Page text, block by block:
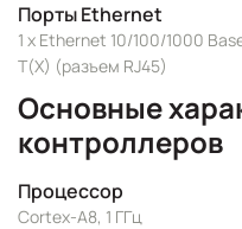
Порты Ethernet
1 x Ethernet 10/100/1000
T(X) (разъем RJ45)
Основные
контроллеров
Процессор
Cortex-A8, 1 ГГц